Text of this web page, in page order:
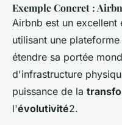
Exemple Concret :
Airbnb est un
utilisant une
étendre sa portée
d'infrastructure
puissance de la
l'évolutivité2.